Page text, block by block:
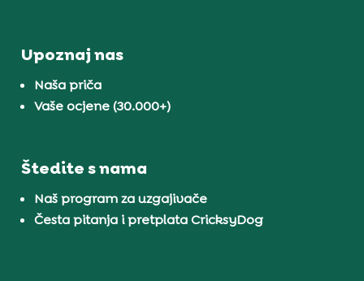
Upoznaj nas
Naša priča
Vaše ocjene (30.000+)
Štedite s nama
Naš program za uzgajivače
Česta pitanja i pretplata CricksyDog